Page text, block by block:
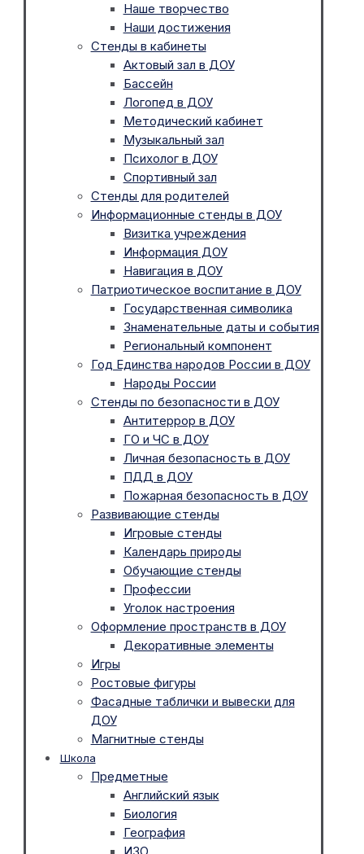
Наше творчество
Наши достижения
Стенды в кабинеты
Актовый зал в ДОУ
Бассейн
Логопед в ДОУ
Методический кабинет
Музыкальный зал
Психолог в ДОУ
Спортивный зал
Стенды для родителей
Информационные стенды в ДОУ
Визитка учреждения
Информация ДОУ
Навигация в ДОУ
Патриотическое воспитание в ДОУ
Государственная символика
Знаменательные даты и события
Региональный компонент
Год Единства народов России в ДОУ
Народы России
Стенды по безопасности в ДОУ
Антитеррор в ДОУ
ГО и ЧС в ДОУ
Личная безопасность в ДОУ
ПДД в ДОУ
Пожарная безопасность в ДОУ
Развивающие стенды
Игровые стенды
Календарь природы
Обучающие стенды
Профессии
Уголок настроения
Оформление пространств в ДОУ
Декоративные элементы
Игры
Ростовые фигуры
Фасадные таблички и вывески для
ДОУ
Магнитные стенды
Школа
Предметные
Английский язык
Биология
География